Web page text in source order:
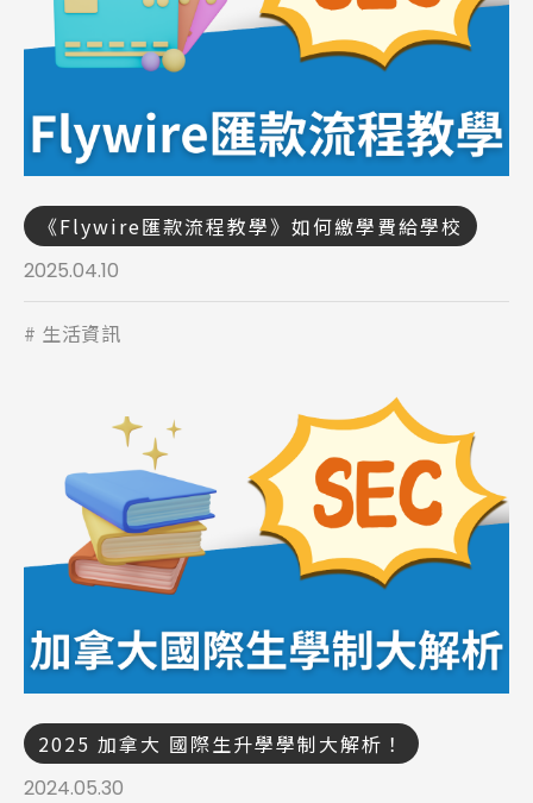
《Flywire匯款流程教學》如何繳學費給學校
2025.04.10
生活資訊
2025 加拿大 國際生升學學制大解析！
2024.05.30